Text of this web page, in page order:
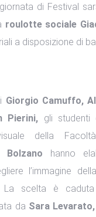
di Festival
roulotte sociale
a disposizione di
Giorgio Camuffo,
Pierini, gli
della
Bolzano hanno
l’immagine
La scelta è
da Sara